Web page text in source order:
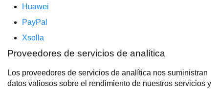
Huawei
PayPal
Xsolla
Proveedores de servicios de analítica
Los proveedores de servicios de analítica nos suministran
datos valiosos sobre el rendimiento de nuestros servicios y